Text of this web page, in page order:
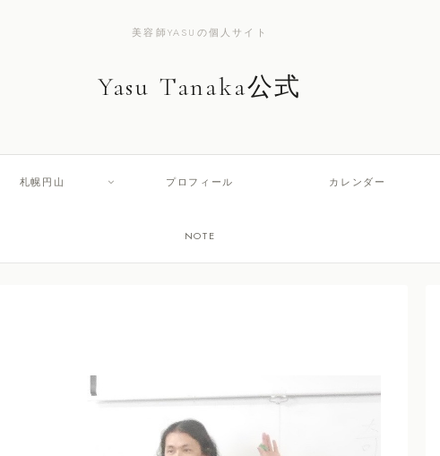
美容師YASUの個人サイト
Yasu Tanaka公式
札幌円山 プロフィール カレンダー
NOTE